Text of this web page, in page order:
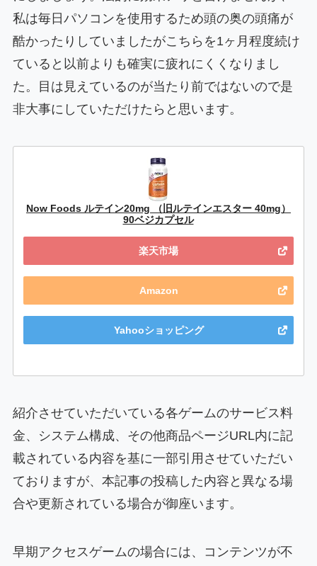
私は毎日パソコンを使用するため頭の奥の頭痛が
酷かったりしていましたがこちらを1ヶ月程度続け
ていると以前よりも確実に疲れにくくなりまし
た。目は見えているのが当たり前ではないので是
非大事にしていただけたらと思います。
Now Foods ルテイン20mg （旧ルテインエスター 40mg）
90ベジカプセル
楽天市場
Amazon
Yahooショッピング
紹介させていただいている各ゲームのサービス料
金、システム構成、その他商品ページURL内に記
載されている内容を基に一部引用させていただい
ておりますが、本記事の投稿した内容と異なる場
合や更新されている場合が御座います。
早期アクセスゲームの場合には、コンテンツが不